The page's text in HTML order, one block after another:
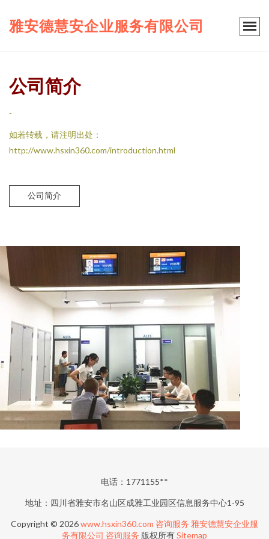
雅安德慧安企业服务有限公司
公司简介
-
如若转载，请注明出处：
http://www.hsxin360.com/introduction.html
公司简介
电话：1771155**
地址：四川省雅安市名山区成雅工业园区信息服务中心1-95
Copyright © 2026www.hsxin360.com 咨询服务 雅安德慧安企业服
务有限公司 咨询服务 版权所有Sitemap